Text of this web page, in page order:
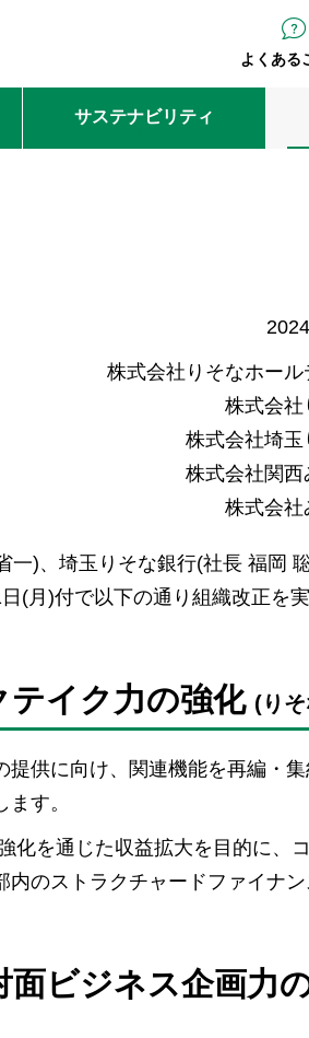
よくある
サステナビリティ
株式会社りそなホール
株式会社
株式会社埼
株式会社関
株式会社
一)、埼玉りそな銀行(社長 福岡
(月)付で以下の通り組織改正を
テイク力の強化 (り
供に向け、関連機能を再編・
す。
化を通じた収益拡大を目的に、
内のストラクチャードファイナン
ビジネス企画力